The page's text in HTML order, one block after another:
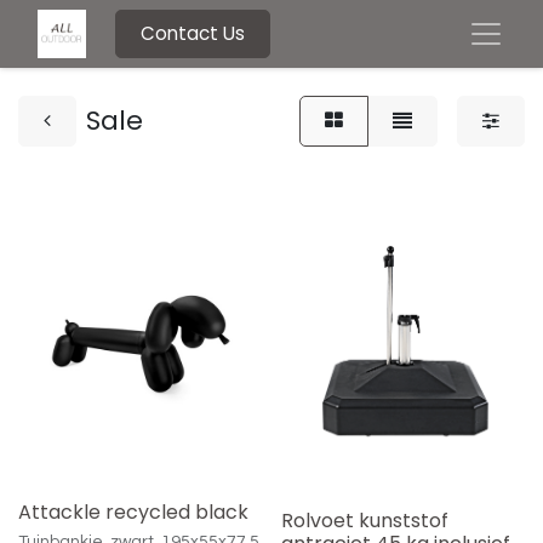
Contact Us
Sale
Attackle recycled black
Rolvoet kunststof